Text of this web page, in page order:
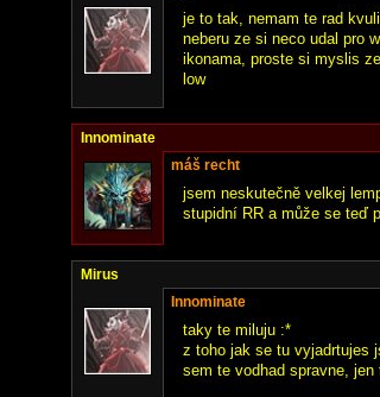
je to tak, nemam te rad
neberu ze si neco udal pro
ikonama, proste si myslis
low
Innominate
máš recht
jsem neskutečně velkej
stupidní RR a může se teď
Mirus
Innominate
taky te miluju :*
z toho jak se tu vyjadrtujes
sem te vodhad spravne,